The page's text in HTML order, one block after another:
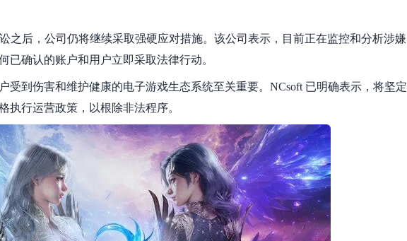
之后，公司仍将继续采取强硬应对措施。该公司表示，目前正在监控和分析涉嫌
已确认的账户和用户立即采取法律行动。
受到伤害和维护健康的电子游戏生态系统至关重要。NCsoft 已明确表示，将坚定
执行运营政策，以根除非法程序。